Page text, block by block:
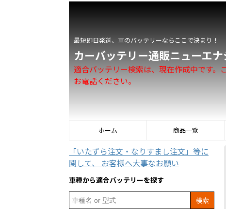
最短即日発送、車のバッテリーならここで決まり！
カーバッテリー通販ニューエナ
適合バッテリー検索は、現在作成中です。
お電話ください。
ホーム 商品一覧
「いたずら注文・なりすまし注文」等に
関して、 お客様へ大事なお願い
車種から適合バッテリーを探す
Search
for: